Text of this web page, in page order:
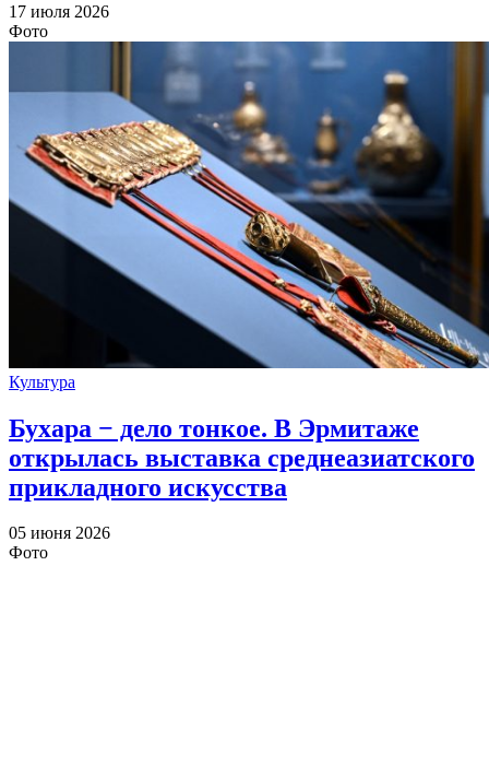
17 июля 2026
Фото
Культура
Бухара − дело тонкое. В Эрмитаже
открылась выставка среднеазиатского
прикладного искусства
05 июня 2026
Фото